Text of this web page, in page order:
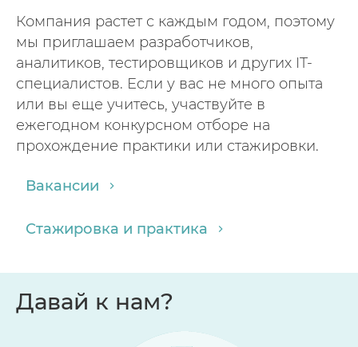
Компания растет с каждым годом, поэтому
мы приглашаем разработчиков,
аналитиков, тестировщиков и других IT-
специалистов. Если у вас не много опыта
или вы еще учитесь, участвуйте в
ежегодном конкурсном отборе на
прохождение практики или стажировки.
Вакансии
Стажировка и практика
Давай к нам?